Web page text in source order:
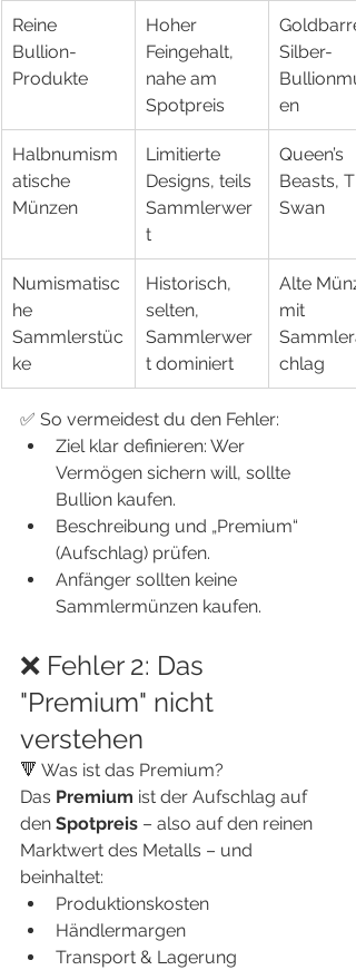
Reine
Bullion-
Produkte
Hoher
Feingehalt,
nahe am
Spotpreis
Silber-
en
Halbnumism
atische
Münzen
Limitierte
Designs, teils
Sammlerwer
t
Queen’s
Beasts,
Swan
Numismatisc
he
Sammlerstüc
ke
Historisch,
selten,
Sammlerwer
t dominiert
Alte
mit
chlag
✅ So vermeidest du den Fehler:
Ziel klar definieren: Wer
Vermögen sichern will, sollte
Bullion kaufen.
Beschreibung und „Premium“
(Aufschlag) prüfen.
Anfänger sollten keine
Sammlermünzen kaufen.
❌ Fehler 2: Das
"Premium" nicht
verstehen
🔻 Was ist das Premium?
Das Premium ist der Aufschlag auf
den Spotpreis – also auf den reinen
Marktwert des Metalls – und
beinhaltet:
Produktionskosten
Händlermargen
Transport & Lagerung